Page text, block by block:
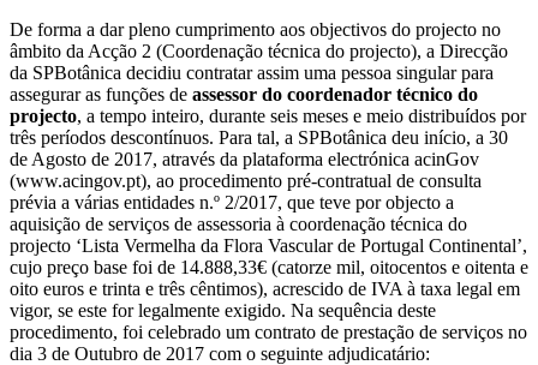
De forma a dar pleno cumprimento aos objectivos do projecto no
âmbito da Acção 2 (Coordenação técnica do projecto), a Direcção
da SPBotânica decidiu contratar assim uma pessoa singular para
assegurar as funções de assessor do coordenador técnico do
projecto, a tempo inteiro, durante seis meses e meio distribuídos por
três períodos descontínuos. Para tal, a SPBotânica deu início, a 30
de Agosto de 2017, através da plataforma electrónica acinGov
(www.acingov.pt), ao procedimento pré-contratual de consulta
prévia a várias entidades n.º 2/2017, que teve por objecto a
aquisição de serviços de assessoria à coordenação técnica do
projecto ‘Lista Vermelha da Flora Vascular de Portugal Continental’,
cujo preço base foi de 14.888,33€ (catorze mil, oitocentos e oitenta e
oito euros e trinta e três cêntimos), acrescido de IVA à taxa legal em
vigor, se este for legalmente exigido. Na sequência deste
procedimento, foi celebrado um contrato de prestação de serviços no
dia 3 de Outubro de 2017 com o seguinte adjudicatário: